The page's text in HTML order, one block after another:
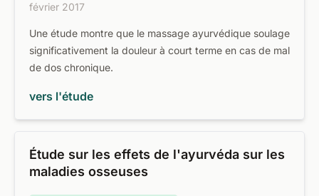
février 2017
Une étude montre que le massage ayurvédique soulage
significativement la douleur à court terme en cas de mal
de dos chronique.
vers l'étude
Étude sur les effets de l'ayurvéda sur les
maladies osseuses